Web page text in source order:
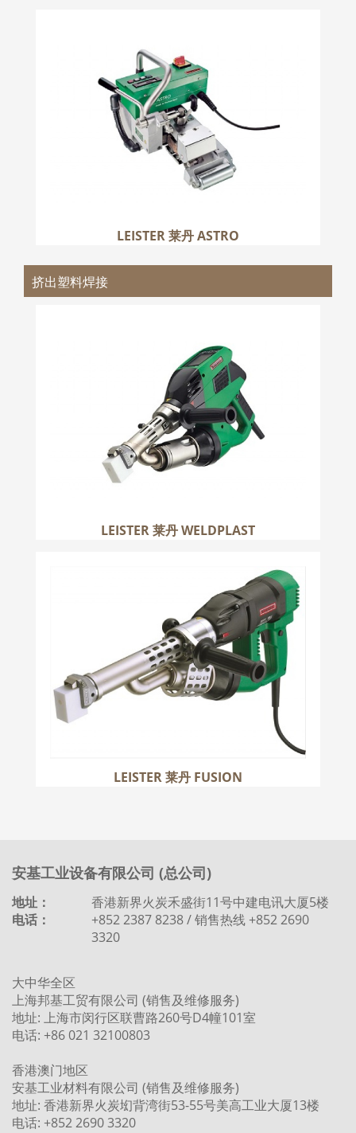
LEISTER 莱丹 ASTRO
更多
挤出塑料焊接
LEISTER 莱丹 WELDPLAST
更多
LEISTER 莱丹 FUSION
LEISTER 莱丹 FUSION
更多
安基工业设备有限公司 (总公司)
地址：
香港新界火炭禾盛街11号中建电讯大厦5楼
电话：
+852 2387 8238 / 销售热线 +852 2690
3320
大中华全区
上海邦基工贸有限公司 (销售及维修服务)
地址: 上海市闵行区联曹路260号D4幢101室
电话: +86 021 32100803
香港澳门地区
安基工业材料有限公司 (销售及维修服务)
地址: 香港新界火炭㘭背湾街53-55号美高工业大厦13楼
电话: +852 2690 3320